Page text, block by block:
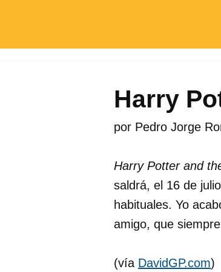
Harry
por Pedro Jorge
Harry Potter and
saldrá, el 16 de
habituales. Yo
amigo, que
(vía DavidGP.com)